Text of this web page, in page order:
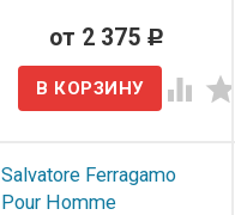
от 2 375 Р
Salvatore Ferragamo
Pour Homme